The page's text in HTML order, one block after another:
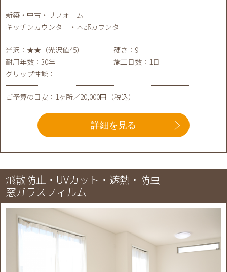
新築・中古・リフォーム
キッチンカウンター・木部カウンター
光沢：★★（光沢値45）
硬さ：9H
耐用年数：30年
施工日数：1日
グリップ性能：－
ご予算の目安：1ヶ所／20,000円（税込）
詳細を見る
飛散防止・UVカット・遮熱・防虫
窓ガラスフィルム